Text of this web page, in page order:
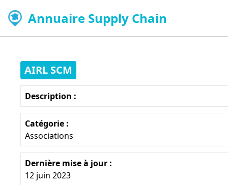
Annuaire Supply Chain
AIRL SCM
Description :
Catégorie :
Associations
Dernière mise à jour :
12 juin 2023